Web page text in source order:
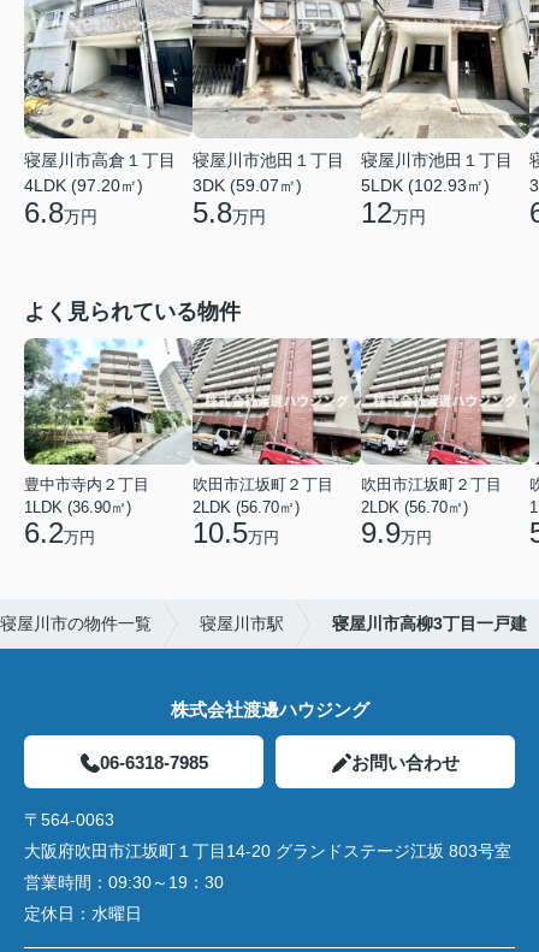
寝屋川市高倉１丁目
4LDK (97.20㎡)
6.8万円
寝屋川市池田１丁目
3DK (59.07㎡)
5.8万円
寝屋川市池田１丁目
5LDK (102.93㎡)
12万円
よく見られている物件
豊中市寺内２丁目
1LDK (36.90㎡)
6.2万円
吹田市江坂町２丁目
2LDK (56.70㎡)
10.5万円
吹田市江坂町２丁目
2LDK (56.70㎡)
9.9万円
寝屋川市の物件一覧 寝屋川市駅 寝屋川市高柳3丁目一戸建
株式会社渡邊ハウジング
06-6318-7985 お問い合わせ
〒564-0063
大阪府吹田市江坂町１丁目14‐20 グランドステージ江坂 803号室
営業時間： 09:30～19：30
定休日： 水曜日